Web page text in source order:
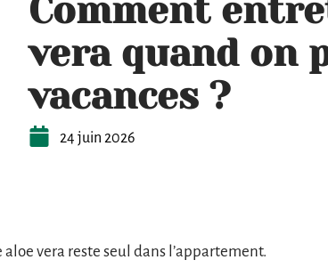
Comment
vera quand on
vacances ?
24 juin 2026
vera reste seul dans l’appartement.